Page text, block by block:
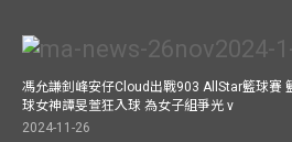
馮允謙釗峰安仔Cloud出戰903 AllStar籃球賽
球女神譚旻萱狂入球 為女子組爭光 v
2024-11-26